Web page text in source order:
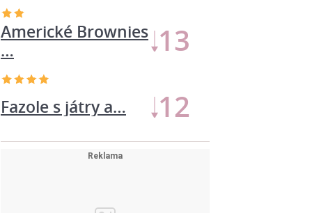
Fazole s játry a… 11
Americké Brownies
…
15